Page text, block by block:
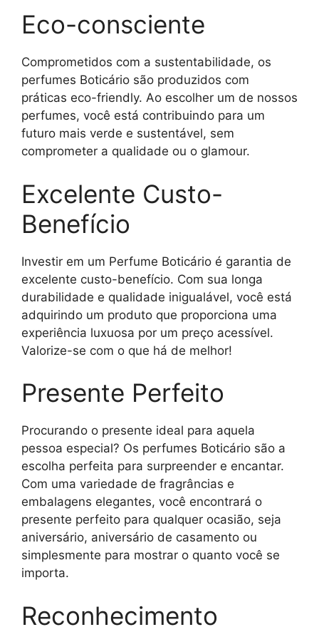
Eco-consciente
Comprometidos com a sustentabilidade, os
perfumes Boticário são produzidos com
práticas eco-friendly. Ao escolher um de nossos
perfumes, você está contribuindo para um
futuro mais verde e sustentável, sem
comprometer a qualidade ou o glamour.
Excelente Custo-
Benefício
Investir em um Perfume Boticário é garantia de
excelente custo-benefício. Com sua longa
durabilidade e qualidade inigualável, você está
adquirindo um produto que proporciona uma
experiência luxuosa por um preço acessível.
Valorize-se com o que há de melhor!
Presente Perfeito
Procurando o presente ideal para aquela
pessoa especial? Os perfumes Boticário são a
escolha perfeita para surpreender e encantar.
Com uma variedade de fragrâncias e
embalagens elegantes, você encontrará o
presente perfeito para qualquer ocasião, seja
aniversário, aniversário de casamento ou
simplesmente para mostrar o quanto você se
importa.
Reconhecimento